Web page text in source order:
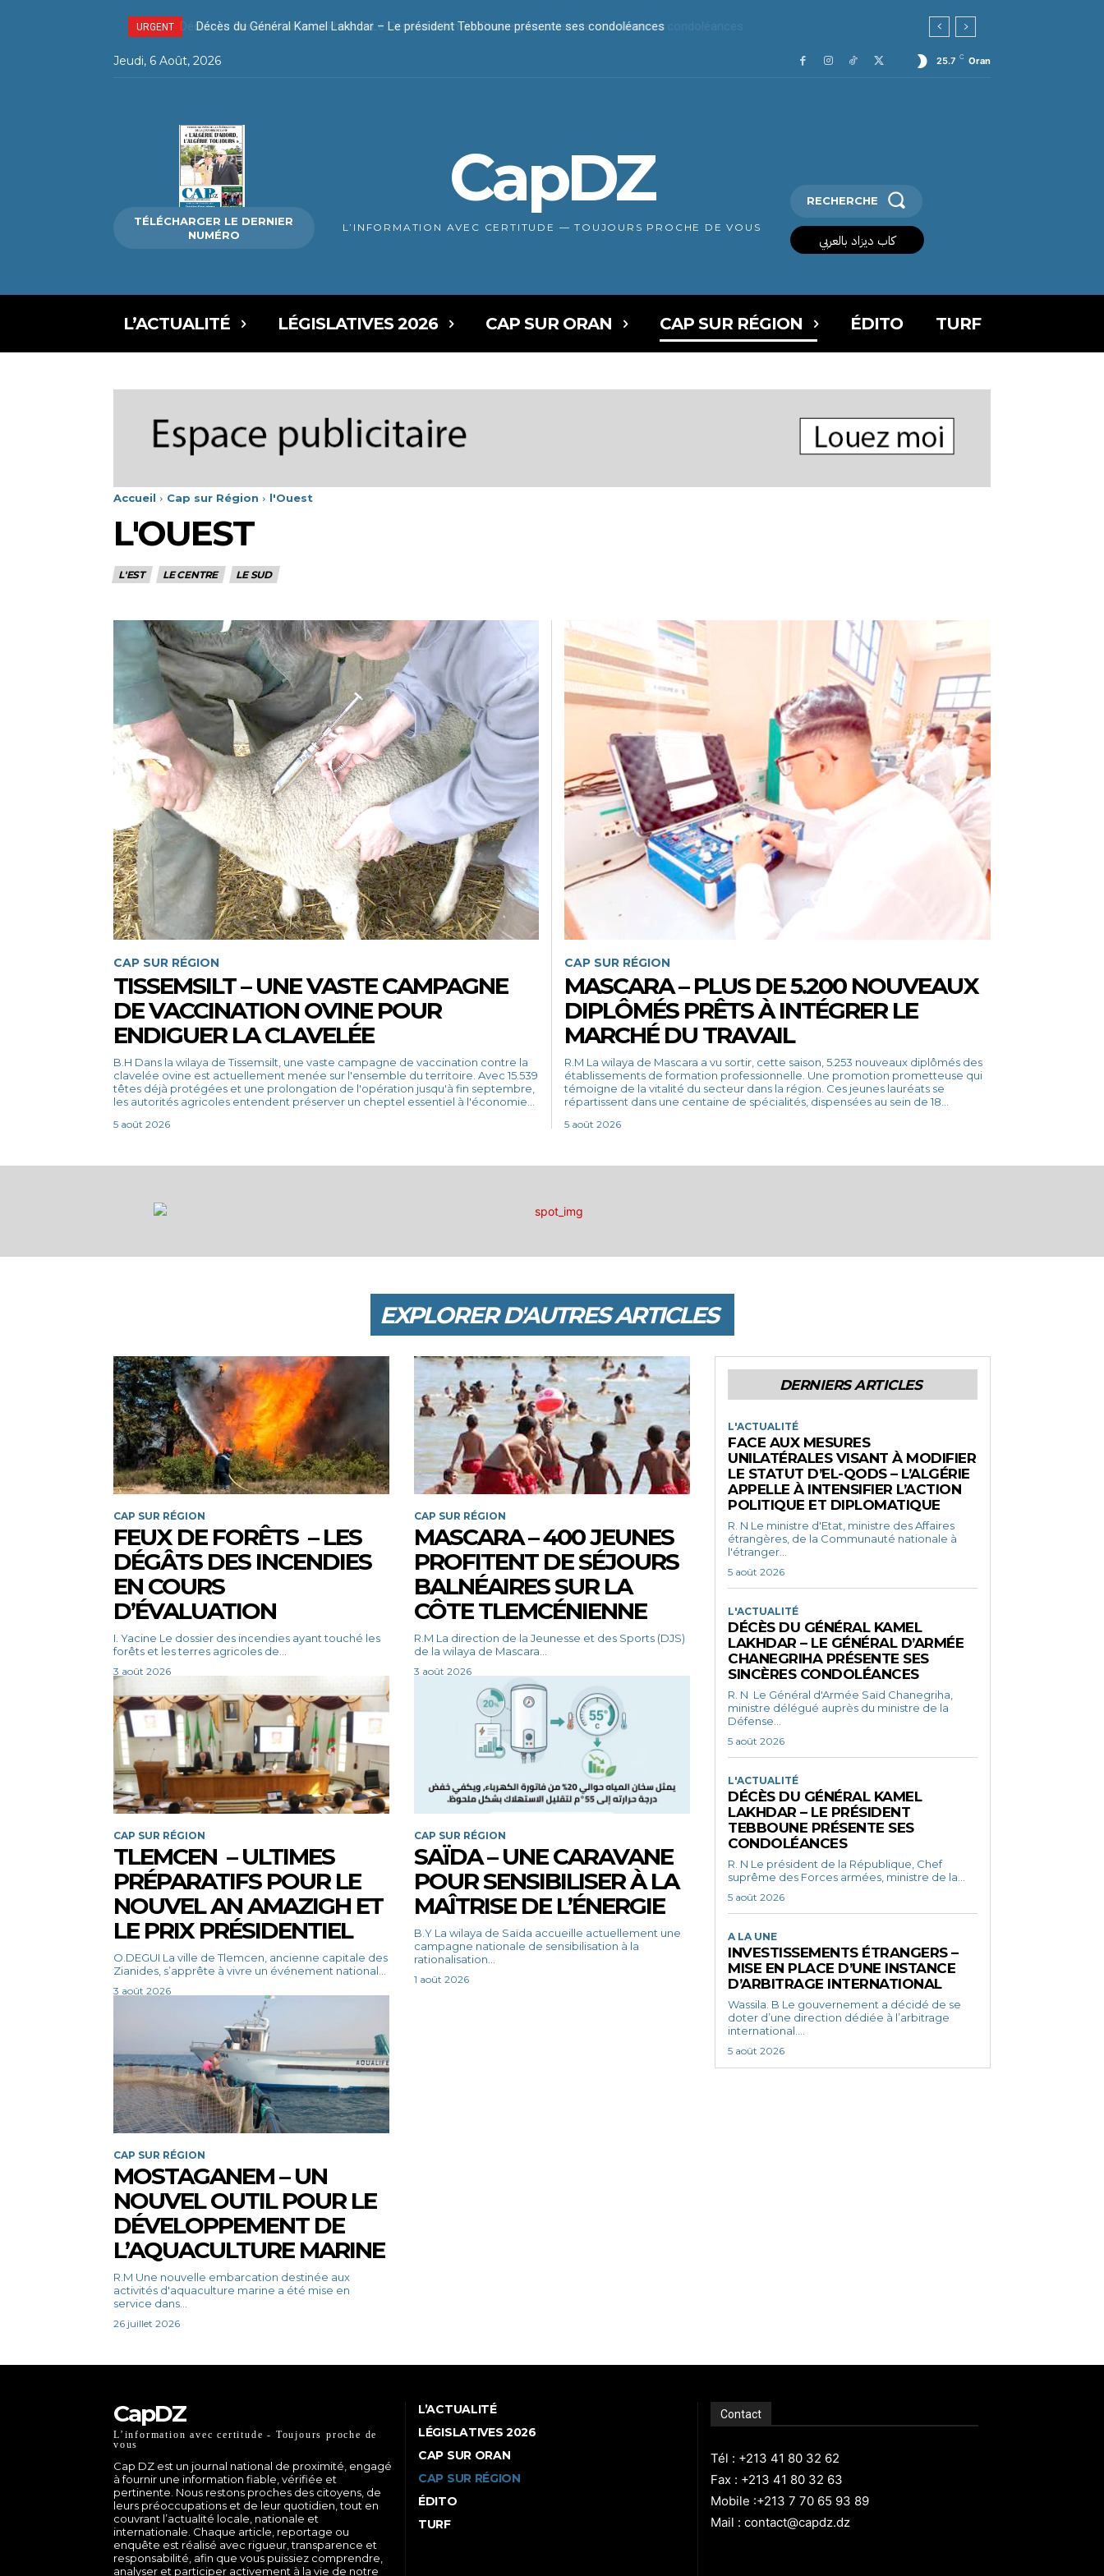
URGENT Décès du Général Kamel Lakhdar – Le président Tebboune présente ses condoléances
Jeudi, 6 Août, 2026 25.7 C Oran
TÉLÉCHARGER LE DERNIER
NUMÉRO
CapDZ
L’INFORMATION AVEC CERTITUDE — TOUJOURS PROCHE DE VOUS
RECHERCHE
كاب ديزاد بالعربي
L’ACTUALITÉ LÉGISLATIVES 2026 CAP SUR ORAN CAP SUR RÉGION ÉDITO TURF
Accueil Cap sur Région l'Ouest
L'OUEST
L'EST LE CENTRE LE SUD
CAP SUR RÉGION
TISSEMSILT – UNE VASTE CAMPAGNE
DE VACCINATION OVINE POUR
ENDIGUER LA CLAVELÉE
B.H Dans la wilaya de Tissemsilt, une vaste campagne de vaccination contre la
clavelée ovine est actuellement menée sur l'ensemble du territoire. Avec 15.539
têtes déjà protégées et une prolongation de l'opération jusqu'à fin septembre,
les autorités agricoles entendent préserver un cheptel essentiel à l'économie...
5 août 2026
CAP SUR RÉGION
MASCARA – PLUS DE 5.200 NOUVEAUX
DIPLÔMÉS PRÊTS À INTÉGRER LE
MARCHÉ DU TRAVAIL
R.M La wilaya de Mascara a vu sortir, cette saison, 5.253 nouveaux diplômés des
établissements de formation professionnelle. Une promotion prometteuse qui
témoigne de la vitalité du secteur dans la région. Ces jeunes lauréats se
répartissent dans une centaine de spécialités, dispensées au sein de 18...
5 août 2026
EXPLORER D'AUTRES ARTICLES
CAP SUR RÉGION
FEUX DE FORÊTS – LES
DÉGÂTS DES INCENDIES
EN COURS
D’ÉVALUATION
I. Yacine Le dossier des incendies ayant touché les
forêts et les terres agricoles de...
3 août 2026
CAP SUR RÉGION
MASCARA – 400 JEUNES
PROFITENT DE SÉJOURS
BALNÉAIRES SUR LA
CÔTE TLEMCÉNIENNE
R.M La direction de la Jeunesse et des Sports (DJS)
de la wilaya de Mascara...
3 août 2026
CAP SUR RÉGION
TLEMCEN – ULTIMES
PRÉPARATIFS POUR LE
NOUVEL AN AMAZIGH ET
LE PRIX PRÉSIDENTIEL
O.DEGUI La ville de Tlemcen, ancienne capitale des
Zianides, s’apprête à vivre un événement national...
3 août 2026
CAP SUR RÉGION
SAÏDA – UNE CARAVANE
POUR SENSIBILISER À LA
MAÎTRISE DE L’ÉNERGIE
B.Y La wilaya de Saïda accueille actuellement une
campagne nationale de sensibilisation à la
rationalisation...
1 août 2026
CAP SUR RÉGION
MOSTAGANEM – UN
NOUVEL OUTIL POUR LE
DÉVELOPPEMENT DE
L’AQUACULTURE MARINE
R.M Une nouvelle embarcation destinée aux
activités d'aquaculture marine a été mise en
service dans...
26 juillet 2026
DERNIERS ARTICLES
L'ACTUALITÉ
FACE AUX MESURES
UNILATÉRALES VISANT À MODIFIER
LE STATUT D’EL-QODS – L’ALGÉRIE
APPELLE À INTENSIFIER L’ACTION
POLITIQUE ET DIPLOMATIQUE
R. N Le ministre d'Etat, ministre des Affaires
étrangères, de la Communauté nationale à
l'étranger...
5 août 2026
L'ACTUALITÉ
DÉCÈS DU GÉNÉRAL KAMEL
LAKHDAR – LE GÉNÉRAL D’ARMÉE
CHANEGRIHA PRÉSENTE SES
SINCÈRES CONDOLÉANCES
R. N Le Général d'Armée Saïd Chanegriha,
ministre délégué auprès du ministre de la
Défense...
5 août 2026
L'ACTUALITÉ
DÉCÈS DU GÉNÉRAL KAMEL
LAKHDAR – LE PRÉSIDENT
TEBBOUNE PRÉSENTE SES
CONDOLÉANCES
R. N Le président de la République, Chef
suprême des Forces armées, ministre de la...
5 août 2026
A LA UNE
INVESTISSEMENTS ÉTRANGERS –
MISE EN PLACE D’UNE INSTANCE
D’ARBITRAGE INTERNATIONAL
Wassila. B Le gouvernement a décidé de se
doter d’une direction dédiée à l’arbitrage
international....
5 août 2026
CapDZ
L’information avec certitude - Toujours proche de
vous
Cap DZ est un journal national de proximité, engagé
à fournir une information fiable, vérifiée et
pertinente. Nous restons proches des citoyens, de
leurs préoccupations et de leur quotidien, tout en
couvrant l’actualité locale, nationale et
internationale. Chaque article, reportage ou
enquête est réalisé avec rigueur, transparence et
responsabilité, afin que vous puissiez comprendre,
analyser et participer activement à la vie de notre
L’ACTUALITÉ
LÉGISLATIVES 2026
CAP SUR ORAN
CAP SUR RÉGION
ÉDITO
TURF
Contact
Tél : +213 41 80 32 62
Fax : +213 41 80 32 63
Mobile :+213 7 70 65 93 89
Mail : contact@capdz.dz